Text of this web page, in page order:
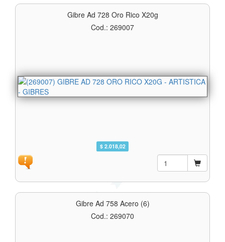
Gibre Ad 728 Oro Rico X20g
Cod.: 269007
$ 2.018,02
Gibre Ad 758 Acero (6)
Cod.: 269070